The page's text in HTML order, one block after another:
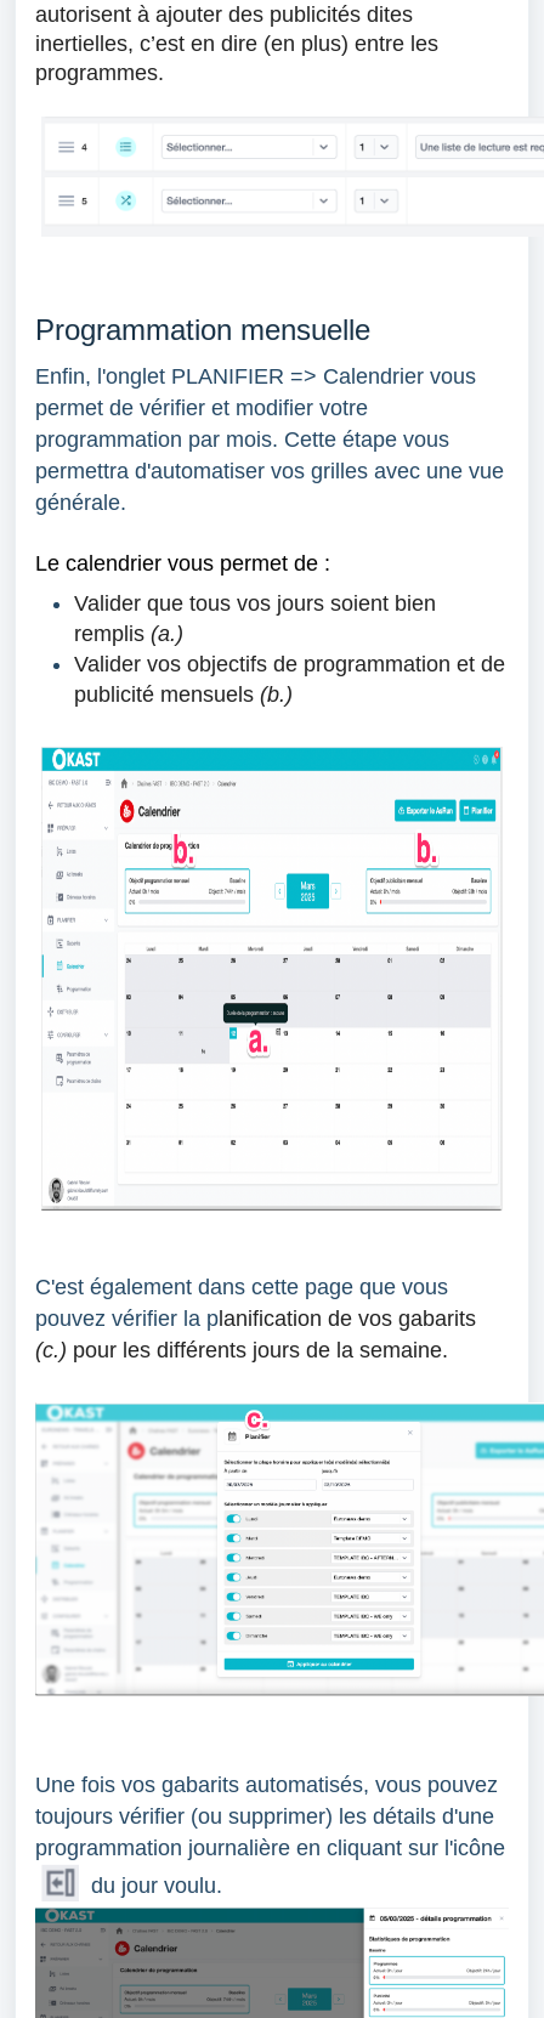
autorisent à ajouter des publicités dites
inertielles, c’est en dire (en plus) entre les
programmes.
Programmation mensuelle
Enfin, l'onglet PLANIFIER => Calendrier vous
permet de vérifier et modifier votre
programmation par mois. Cette étape vous
permettra d'automatiser vos grilles avec une vue
générale.
Le calendrier vous permet de :
Valider que tous vos jours soient bien
remplis (a.)
Valider vos objectifs de programmation et de
publicité mensuels (b.)
C'est également dans cette page que vous
pouvez vérifier la p lanification de vos gabarits
(c.) pour les différents jours de la semaine.
Une fois vos gabarits automatisés, vous pouvez
toujours vérifier (ou supprimer) les détails d'une
programmation journalière en cliquant sur l'icône
du jour voulu.